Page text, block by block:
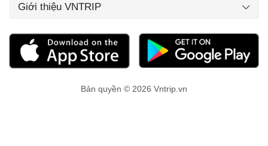
Giới thiệu VNTRIP
Bản quyền © 2026 Vntrip.vn